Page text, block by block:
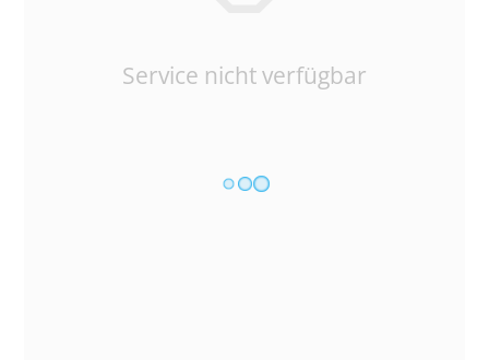
Service nicht verfügbar